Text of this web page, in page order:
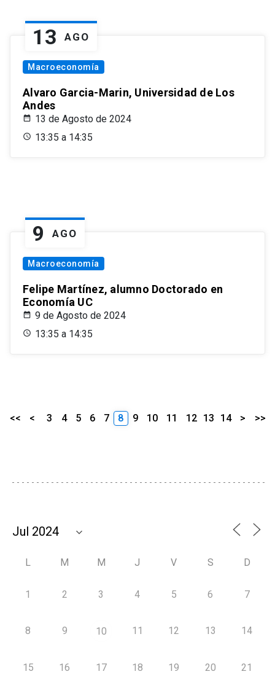
13 AGO
Macroeconomía
Alvaro Garcia-Marin, Universidad de Los
Andes
13 de Agosto de 2024
13:35 a 14:35
9 AGO
Macroeconomía
Felipe Martínez, alumno Doctorado en
Economía UC
9 de Agosto de 2024
13:35 a 14:35
<< < 3 4 5 6 7 8 9 10 11 12 13 14 > >>
L M M J V S D
1 2 3 4 5 6 7
8 9 10 11 12 13 14
15 16 17 18 19 20 21